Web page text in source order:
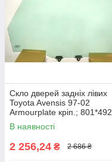
Скло дверей задніх лівих
Toyota Avensis 97-02
Armourplate кріп.; 801*492
В наявності
2 256,24 ₴ 2 686 ₴